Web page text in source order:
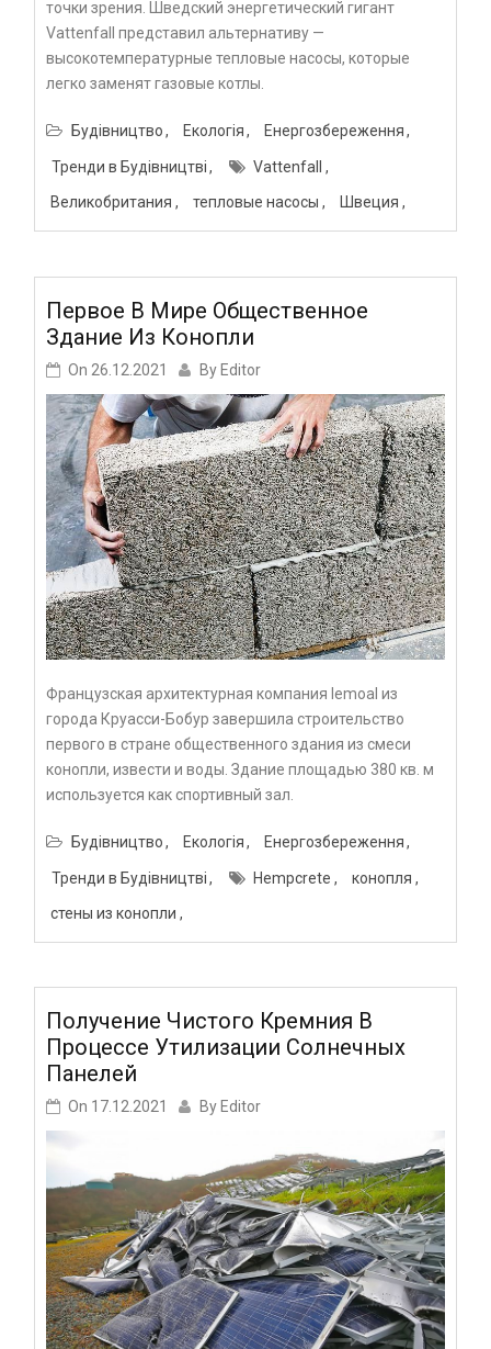
точки зрения. Шведский энергетический гигант
Vattenfall представил альтернативу —
высокотемпературные тепловые насосы, которые
легко заменят газовые котлы.
Будівництво Екологія Енергозбереження
Тренди в Будівництві
Vattenfall
Великобритания
тепловые насосы Швеция
Первое В Мире Общественное
Здание Из Конопли
On 26.12.2021 ByEditor
Французская архитектурная компания lemoal из
города Круасси-Бобур завершила строительство
первого в стране общественного здания из смеси
конопли, извести и воды. Здание площадью 380 кв. м
используется как спортивный зал.
Будівництво Екологія Енергозбереження
Тренди в Будівництві Hempcrete
конопля
стены из конопли
Получение Чистого Кремния В
Процессе Утилизации Солнечных
Панелей
On 17.12.2021 By Editor